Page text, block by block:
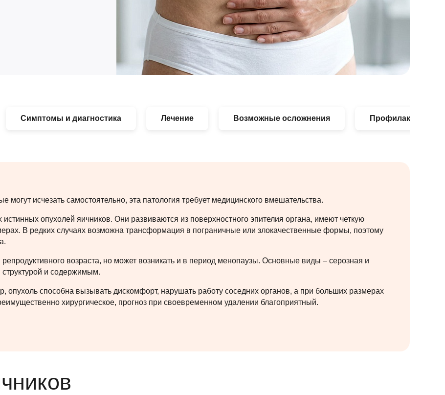
Симптомы и диагностика Лечение Возможные осложнения Профилактика
могут исчезать самостоятельно, эта патология требует медицинского вмешательства.
опухолей яичников. Они развиваются из поверхностного эпителия органа, имеют четкую
В редких случаях возможна трансформация в пограничные или злокачественные формы, поэтому
возраста, но может возникать и в период менопаузы. Основные виды – серозная и
и содержимым.
опухоль способна вызывать дискомфорт, нарушать работу соседних органов, а при больших размерах
хирургическое, прогноз при своевременном удалении благоприятный.